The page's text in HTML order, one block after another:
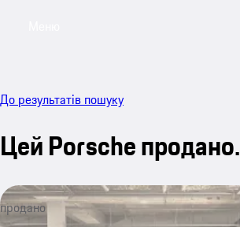
До результатів пошуку
Цей Porsche продано.
продано